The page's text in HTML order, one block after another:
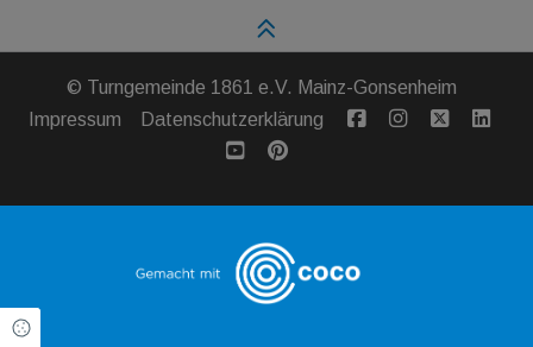
© Turngemeinde 1861 e.V. Mainz-Gonsenheim
Impressum
Datenschutzerklärung